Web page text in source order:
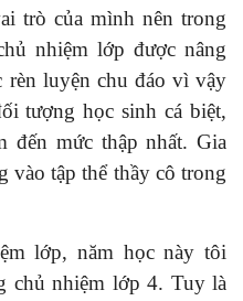
trò của mình nên trong
nhiệm lớp được nâng
rèn luyện chu đáo vì vậy
tượng học sinh cá biệt,
đến mức thập nhất. Gia
vào tập thể thầy cô trong
lớp, năm học này tôi
chủ nhiệm lớp 4. Tuy là